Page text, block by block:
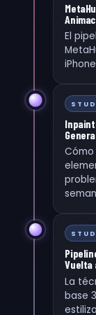
El
Vuelta
La
base